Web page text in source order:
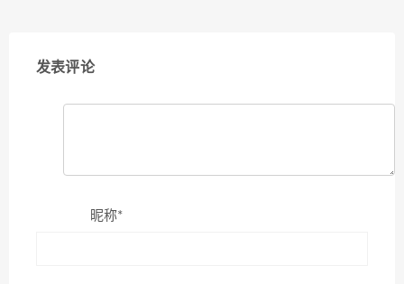
发表评论
昵称*